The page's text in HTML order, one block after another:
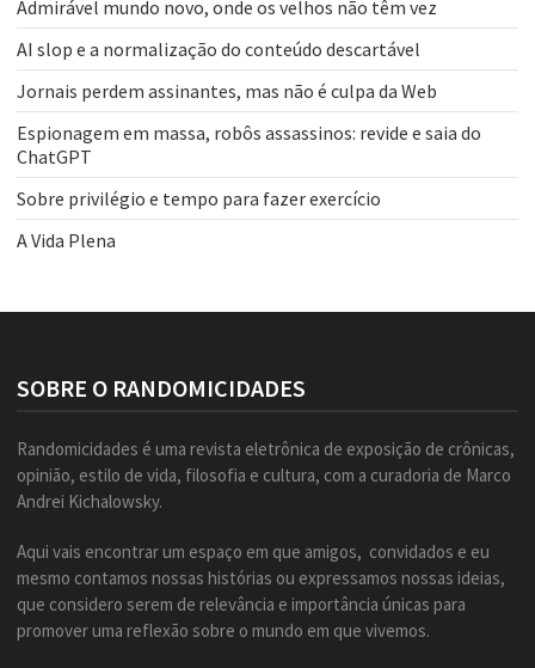
Admirável mundo novo, onde os velhos não têm vez
AI slop e a normalização do conteúdo descartável
Jornais perdem assinantes, mas não é culpa da Web
Espionagem em massa, robôs assassinos: revide e saia do
ChatGPT
Sobre privilégio e tempo para fazer exercício
A Vida Plena
SOBRE O RANDOMICIDADES
Randomicidades é uma revista eletrônica de exposição de crônicas,
opinião, estilo de vida, filosofia e cultura, com a curadoria de Marco
Andrei Kichalowsky.
Aqui vais encontrar um espaço em que amigos, convidados e eu
mesmo contamos nossas histórias ou expressamos nossas ideias,
que considero serem de relevância e importância únicas para
promover uma reflexão sobre o mundo em que vivemos.